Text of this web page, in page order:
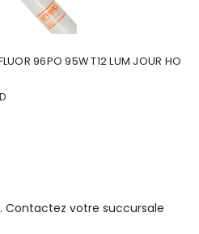
96PO 95W T12 LUM JOUR HO
Contactez votre succursale